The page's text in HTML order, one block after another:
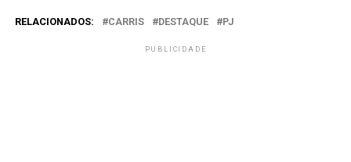
RELACIONADOS: CARRIS DESTAQUE PJ
PUBLICIDADE